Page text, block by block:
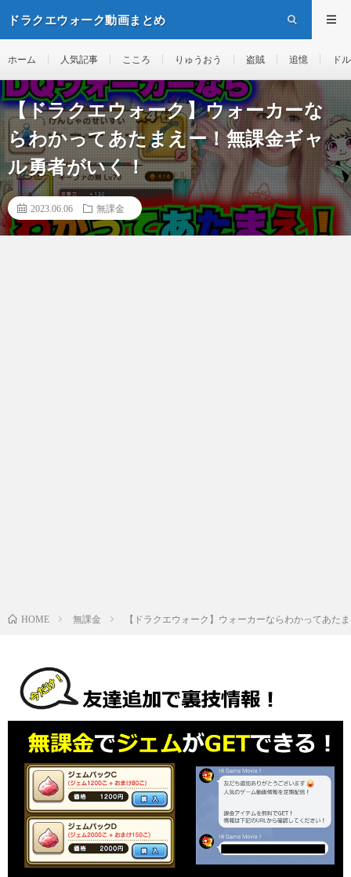
ドラクエウォーク動画まとめ
ホーム 人気記事 こころ りゅうおう 盗賊 追憶 ド
【ドラクエウォーク】ウォーカーな
らわかってあたまえー！無課金ギャ
ル勇者がいく！
2023.06.06 無課金
HOME 無課金 【ドラクエウォーク】ウォーカーならわかってあた